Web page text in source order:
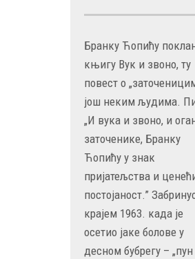
Бранку Ћопићу
књигу Вук и звоно, ту
повест о
још неким људима.
„И вука и звоно, и
заточенике, Бранку
Ћопићу у знак
пријатељства и
постојаност.”
крајем 1963. када је
осетио јаке болове у
десном бубрегу – „пун
29 MAY
РОЂЕН ЈЕ